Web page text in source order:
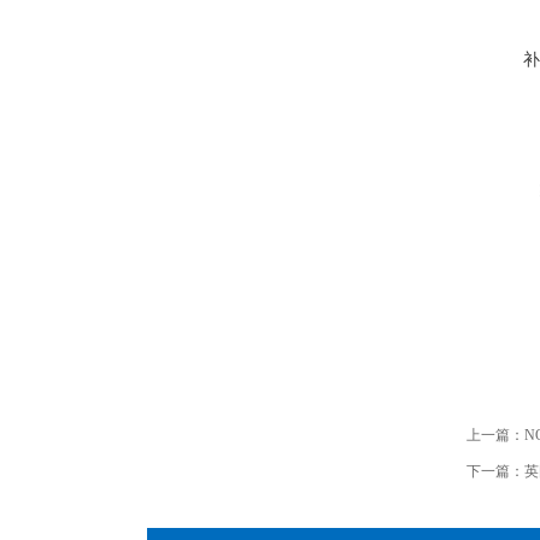
上一篇：
下一篇：